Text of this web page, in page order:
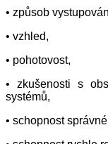
• způsob
• vzhled,
• pohotovost,
• zkušenosti s
systémů,
• schopnost